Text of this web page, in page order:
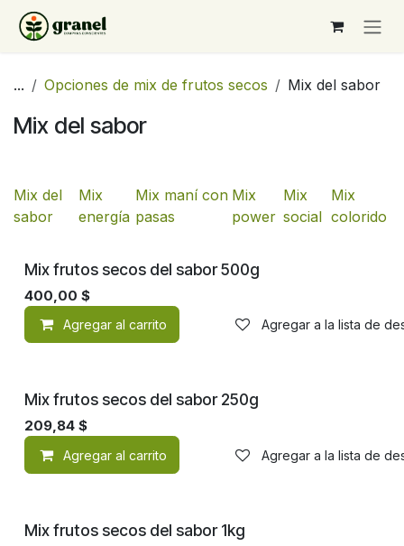
Ir al contenido
... Opciones de mix de frutos secos Mix del sabor
Mix del sabor
Mix del
sabor
Mix
energía
Mix maní con
pasas
Mix
power
Mix
social
Mix
colorido
Mix frutos secos del sabor 500g
400,00 $
Agregar al carrito Agregar a la lista de
Mix frutos secos del sabor 250g
209,84 $
Agregar al carrito Agregar a la lista de
Mix frutos secos del sabor 1kg